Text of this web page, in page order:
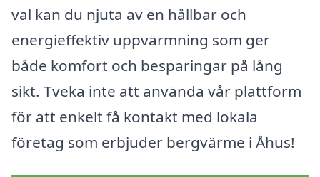
val kan du njuta av en hållbar och
energieffektiv uppvärmning som ger
både komfort och besparingar på lång
sikt. Tveka inte att använda vår plattform
för att enkelt få kontakt med lokala
företag som erbjuder bergvärme i Åhus!